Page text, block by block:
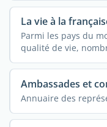
La vie à la
Parmi les pays du
qualité de vie,
Ambassades et
Annuaire des